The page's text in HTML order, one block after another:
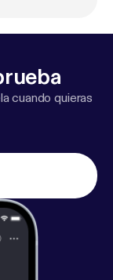
cuando quieras